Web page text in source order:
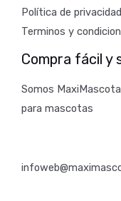
Política de privacidad
Terminos y
Compra fácil y
Somos
para mascotas